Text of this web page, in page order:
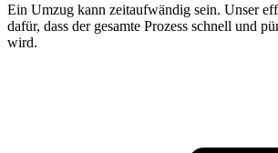
Ein Umzug kann zeitaufwändig sein. Unser
dafür, dass der gesamte Prozess schnell und
wird.